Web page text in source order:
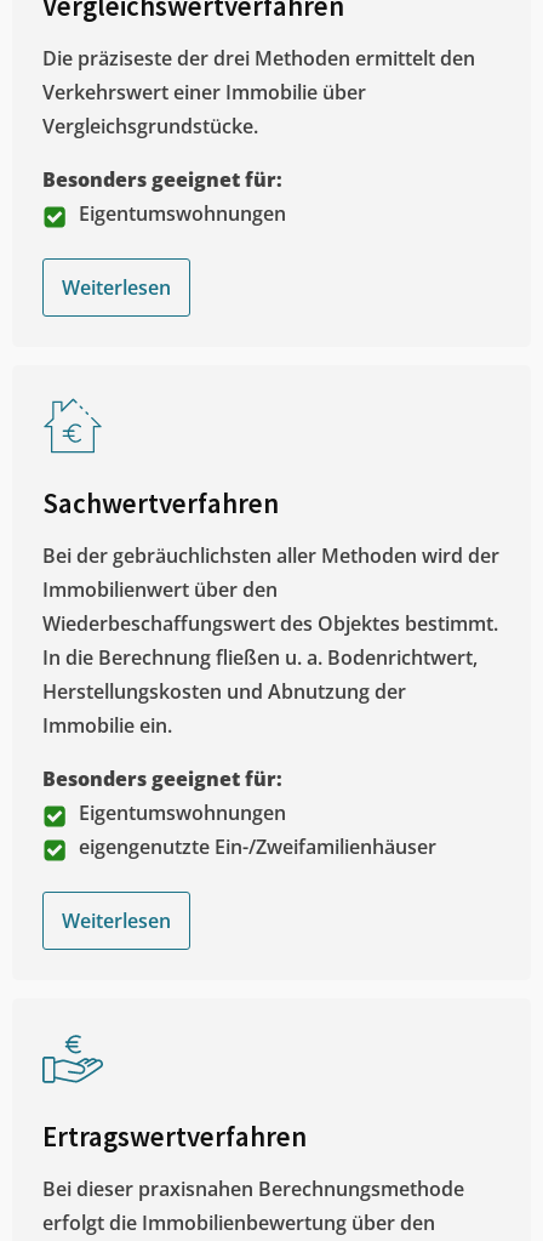
Die präziseste der drei Methoden ermittelt den
Verkehrswert einer Immobilie über
Vergleichsgrundstücke.
Besonders geeignet für:
Eigentumswohnungen
Weiterlesen
Sachwertverfahren
Bei der gebräuchlichsten aller Methoden wird der
Immobilienwert über den
Wiederbeschaffungswert des Objektes bestimmt.
In die Berechnung fließen u. a. Bodenrichtwert,
Herstellungskosten und Abnutzung der
Immobilie ein.
Besonders geeignet für:
Eigentumswohnungen
eigengenutzte Ein-/Zweifamilienhäuser
Weiterlesen
Ertragswertverfahren
Bei dieser praxisnahen Berechnungsmethode
erfolgt die Immobilienbewertung über den